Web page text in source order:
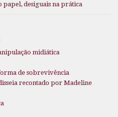
desiguais na prática
midiática
de sobrevivência
recontado por Madeline